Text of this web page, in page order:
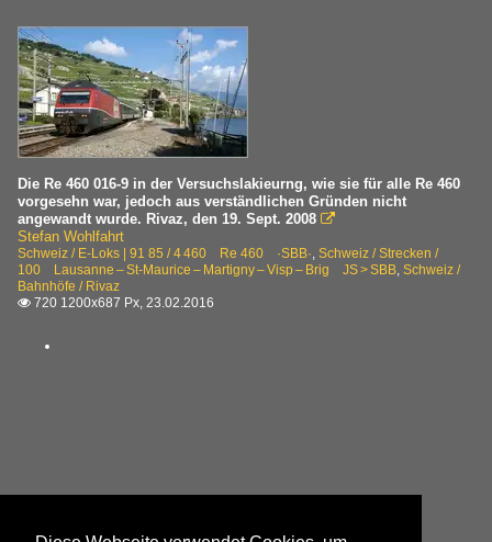
Die Re 460 016-9 in der Versuchslakieurng, wie sie für alle Re 460
vorgesehn war, jedoch aus verständlichen Gründen nicht
angewandt wurde. Rivaz, den 19. Sept. 2008 
Stefan Wohlfahrt
Schweiz / E-Loks | 91 85 / 4 460 Re 460 ·SBB·, Schweiz / Strecken /
100 Lausanne – St-Maurice – Martigny – Visp – Brig JS > SBB, Schweiz /
Bahnhöfe / Rivaz
 720 1200x687 Px, 23.02.2016